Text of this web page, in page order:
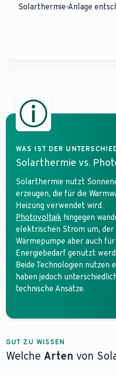
Solarthermie-Anlage
WAS IST DER
Solarthermie vs.
Solarthermie nutzt
erzeugen, die für die
Heizung verwendet wird.
Photovoltaik hingegen
elektrischen Strom um,
Wärmepumpe aber auch
Energiebedarf genutzt
Beide Technologien nutzen
haben jedoch
technische Ansätze.
GUT ZU WISSEN
Welche Arten von